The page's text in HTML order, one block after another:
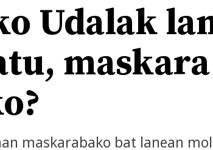
Udalak
maskarabako bat lanean